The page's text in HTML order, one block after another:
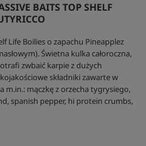
BAITS TOP SHELF
Life Boilies o zapachu Pineapplez
Świetna kulka całoroczna,
zwbaić karpie z dużych
składniki zawarte w
m.in.: mączkę z orzecha tygrysiego,
spanish pepper, hi protein crumbs,